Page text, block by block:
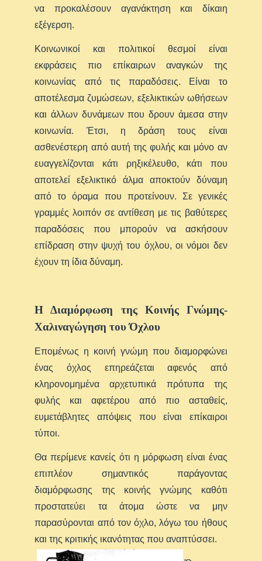
να προκαλέσουν αγανάκτηση και δίκαιη
εξέγερση.
Κοινωνικοί και πολιτικοί θεσμοί είναι
εκφράσεις πιο επίκαιρων αναγκών της
κοινωνίας από τις παραδόσεις. Είναι το
αποτέλεσμα ζυμώσεων, εξελικτικών ωθήσεων
και άλλων δυνάμεων που δρουν άμεσα στην
κοινωνία. Έτσι, η δράση τους είναι
ασθενέστερη από αυτή της φυλής και μόνο αν
ευαγγελίζονται κάτι ρηξικέλευθο, κάτι που
αποτελεί εξελικτικό άλμα αποκτούν δύναμη
από το όραμα που προτείνουν. Σε γενικές
γραμμές λοιπόν σε αντίθεση με τις βαθύτερες
παραδόσεις που μπορούν να ασκήσουν
επίδραση στην ψυχή του όχλου, οι νόμοι δεν
έχουν τη ίδια δύναμη.
Η Διαμόρφωση της Κοινής Γνώμης-
Χαλιναγώγηση του Όχλου
Επομένως η κοινή γνώμη που διαμορφώνει
ένας όχλος επηρεάζεται αφενός από
κληρονομημένα αρχετυπικά πρότυπα της
φυλής και αφετέρου από πιο ασταθείς,
ευμετάβλητες απόψεις που είναι επίκαιροι
τύποι.
Θα περίμενε κανείς ότι η μόρφωση είναι ένας
επιπλέον σημαντικός παράγοντας
διαμόρφωσης της κοινής γνώμης καθότι
προστατεύει τα άτομα ώστε να μην
παρασύρονται από τον όχλο, λόγω του ήθους
και της κριτικής ικανότητας που αναπτύσσει.